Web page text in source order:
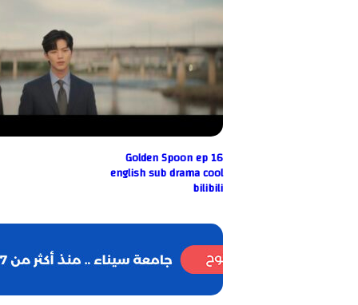
Golden Spoon ep 16
english sub drama cool